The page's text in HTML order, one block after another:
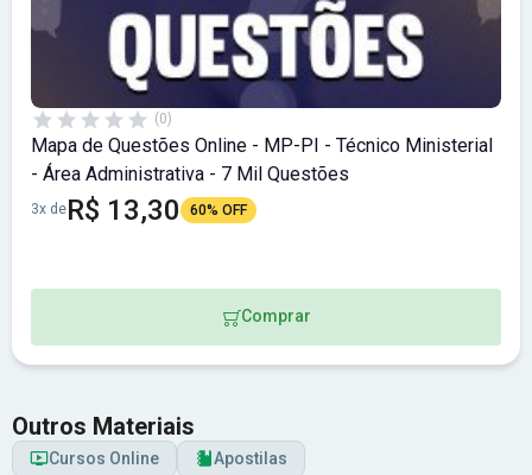
(0)
Mapa de Questões Online - MP-PI - Técnico Ministerial
- Área Administrativa - 7 Mil Questões
3x deR$ 13,30 60% OFF
Comprar
Outros Materiais
Cursos Online
Apostilas